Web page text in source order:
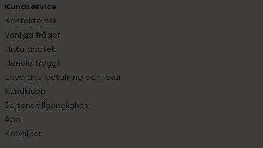
Kundservice
Kontakta oss
Vanliga frågor
Hitta apotek
Handla tryggt
Leverans, betalning och retur
Kundklubb
Sajtens tillgänglighet
App
Köpvillkor